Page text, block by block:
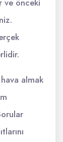
ve önceki
almak